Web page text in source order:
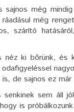
még
még
szárító
ki bőrünk, és
de sajnos ez
sem áll
is